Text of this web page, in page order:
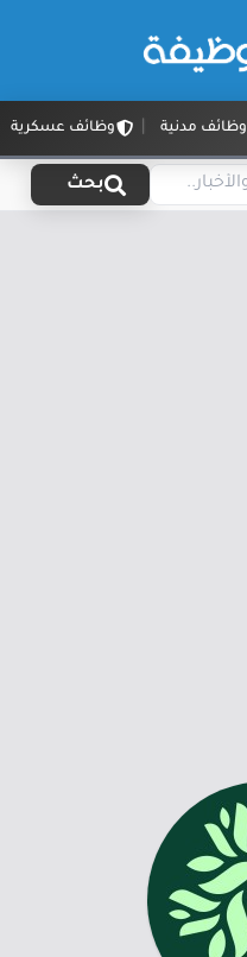
وظائف مدنية وظائف عسكرية
بحث